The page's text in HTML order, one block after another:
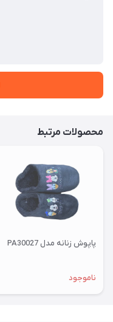
محصولات مرتبط
پاپوش زنانه مدل PA30027
ناموجود